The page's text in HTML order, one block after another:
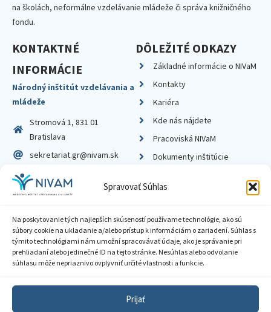
Spravovať Súhlas
Na poskytovanie tých najlepších skúseností používame technológie, ako sú
súbory cookie na ukladanie a/alebo prístup k informáciám o zariadení. Súhlas s
týmito technológiami nám umožní spracovávať údaje, ako je správanie pri
prehliadaní alebo jedinečné ID na tejto stránke. Nesúhlas alebo odvolanie
súhlasu môže nepriaznivo ovplyvniť určité vlastnosti a funkcie.
Prijať
na školách, neformálne vzdelávanie mládeže či správa knižničného
fondu.
KONTAKTNÉ
INFORMÁCIE
Národný inštitút vzdelávania a
mládeže
Stromová 1, 831 01
Bratislava
sekretariat.gr@nivam.sk
IČO: 00164348
DIČ: 2020798714
DÔLEŽITÉ ODKAZY
Základné informácie o NIVaM
Kontakty
Kariéra
Kde nás nájdete
Pracoviská NIVaM
Dokumenty inštitúcie
Zásady ochrany súkromia
Sprístupnenie informácií